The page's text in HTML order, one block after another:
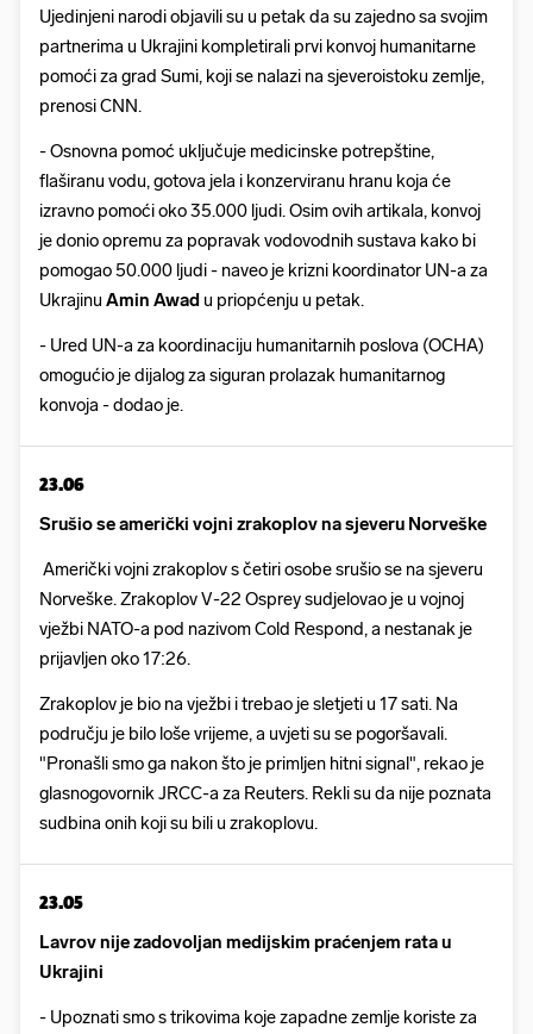
Ujedinjeni narodi objavili su u petak da su zajedno sa svojim
partnerima u Ukrajini kompletirali prvi konvoj humanitarne
pomoći za grad Sumi, koji se nalazi na sjeveroistoku zemlje,
prenosi CNN.
- Osnovna pomoć uključuje medicinske potrepštine,
flaširanu vodu, gotova jela i konzerviranu hranu koja će
izravno pomoći oko 35.000 ljudi. Osim ovih artikala, konvoj
je donio opremu za popravak vodovodnih sustava kako bi
pomogao 50.000 ljudi - naveo je krizni koordinator UN-a za
Ukrajinu Amin Awad u priopćenju u petak.
- Ured UN-a za koordinaciju humanitarnih poslova (OCHA)
omogućio je dijalog za siguran prolazak humanitarnog
konvoja - dodao je.
23.06
Srušio se američki vojni zrakoplov na sjeveru Norveške
Američki vojni zrakoplov s četiri osobe srušio se na sjeveru
Norveške. Zrakoplov V-22 Osprey sudjelovao je u vojnoj
vježbi NATO-a pod nazivom Cold Respond, a nestanak je
prijavljen oko 17:26.
Zrakoplov je bio na vježbi i trebao je sletjeti u 17 sati. Na
području je bilo loše vrijeme, a uvjeti su se pogoršavali.
"Pronašli smo ga nakon što je primljen hitni signal", rekao je
glasnogovornik JRCC-a za Reuters. Rekli su da nije poznata
sudbina onih koji su bili u zrakoplovu.
23.05
Lavrov nije zadovoljan medijskim praćenjem rata u
Ukrajini
- Upoznati smo s trikovima koje zapadne zemlje koriste za